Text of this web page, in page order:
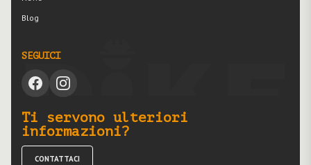
Blog
SEGUICI
Ti servono ulteriori
informazioni?
CONTATTACI